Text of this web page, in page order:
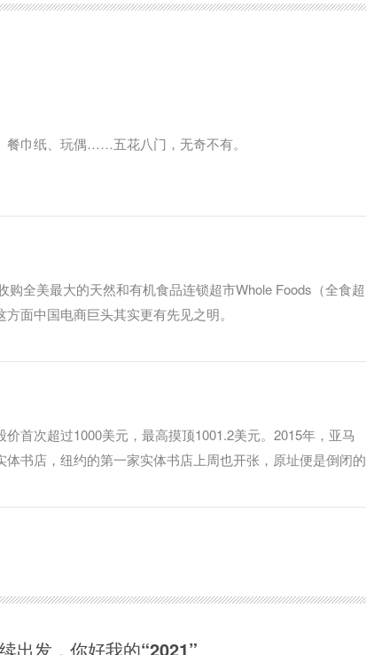
餐巾纸、玩偶……五花八门，无奇不有。
全美最大的天然和有机食品连锁超市Whole Foods（全食超
面中国电商巨头其实更有先见之明。
首次超过1000美元，最高摸顶1001.2美元。2015年，亚马
书店，纽约的第一家实体书店上周也开张，原址便是倒闭的
出发，你好我的“2021”